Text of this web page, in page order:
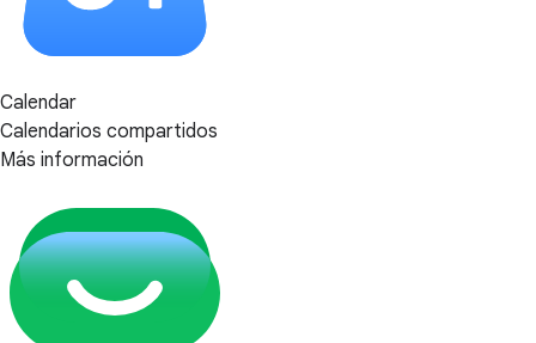
Calendar
Calendarios compartidos
Más información